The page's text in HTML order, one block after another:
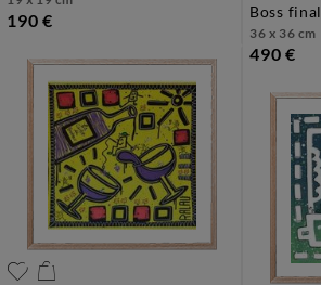
190 €
boss final
36 x 36 cm
490 €